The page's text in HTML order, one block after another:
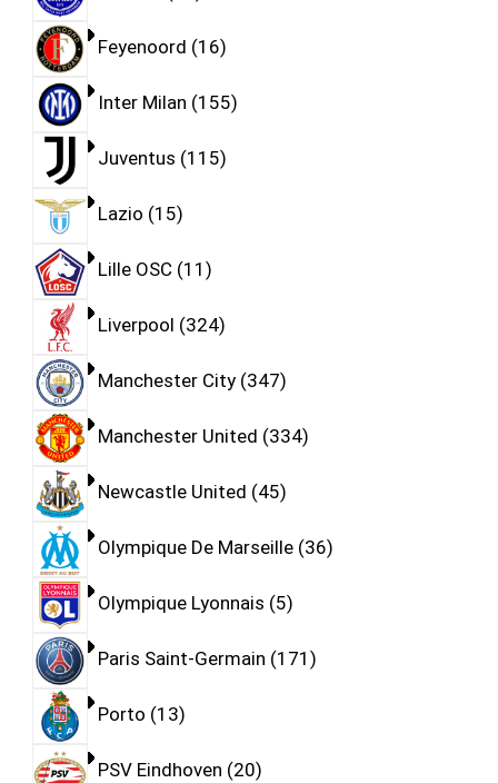
Feyenoord 16
Inter Milan 155
Juventus 115
Lazio 15
Lille OSC 11
Liverpool 324
Manchester City 347
Manchester United 334
Newcastle United 45
Olympique De Marseille 36
Olympique Lyonnais 5
Paris Saint-Germain 171
Porto 13
PSV Eindhoven 20